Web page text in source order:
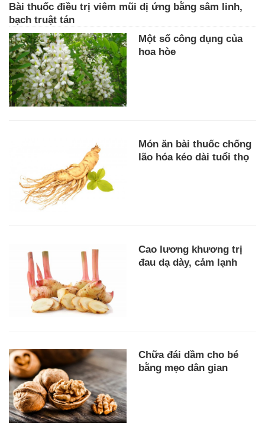
Bài thuốc điều trị viêm mũi dị ứng bằng sâm linh,
bạch truật tán
Một số công dụng của
hoa hòe
Món ăn bài thuốc chống
lão hóa kéo dài tuổi thọ
Cao lương khương trị
đau dạ dày, cảm lạnh
Chữa đái dầm cho bé
bằng mẹo dân gian